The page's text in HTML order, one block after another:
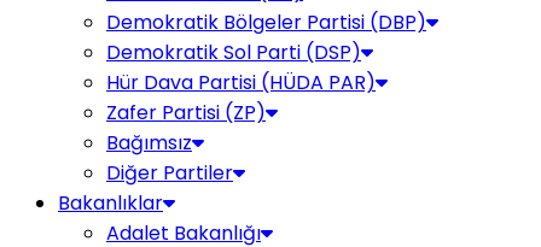
Demokratik Bölgeler Partisi (DBP)
Demokratik Sol Parti (DSP)
Hür Dava Partisi (HÜDA PAR)
Zafer Partisi (ZP)
Bağımsız
Diğer Partiler
Bakanlıklar
Adalet Bakanlığı